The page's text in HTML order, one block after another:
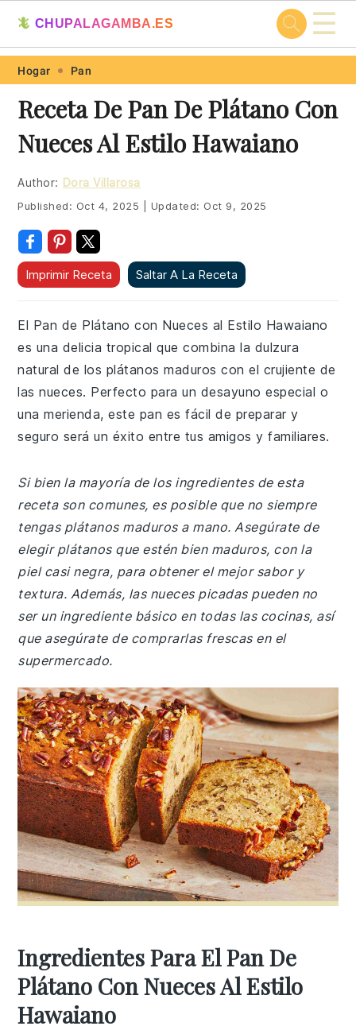
Skip
primary
navigation
Skip
main
content
Skip
primary
sidebar
Skip
footer
🦎 CHUPALAGAMBA.ES ☰
Hogar Pan
Receta De Pan De Plátano Con
Nueces Al Estilo Hawaiano
Author: Dora Villarosa
Published: Oct 4, 2025 Updated: Oct 9, 2025
Imprimir Receta Saltar A La Receta
El Pan de Plátano con Nueces al Estilo Hawaiano
es una delicia tropical que combina la dulzura
natural de los plátanos maduros con el crujiente de
las nueces. Perfecto para un desayuno especial o
una merienda, este pan es fácil de preparar y
seguro será un éxito entre tus amigos y familiares.
Si bien la mayoría de los ingredientes de esta
receta son comunes, es posible que no siempre
tengas plátanos maduros a mano. Asegúrate de
elegir plátanos que estén bien maduros, con la
piel casi negra, para obtener el mejor sabor y
textura. Además, las nueces picadas pueden no
ser un ingrediente básico en todas las cocinas, así
que asegúrate de comprarlas frescas en el
supermercado.
Ingredientes Para El Pan De
Plátano Con Nueces Al Estilo
Hawaiano